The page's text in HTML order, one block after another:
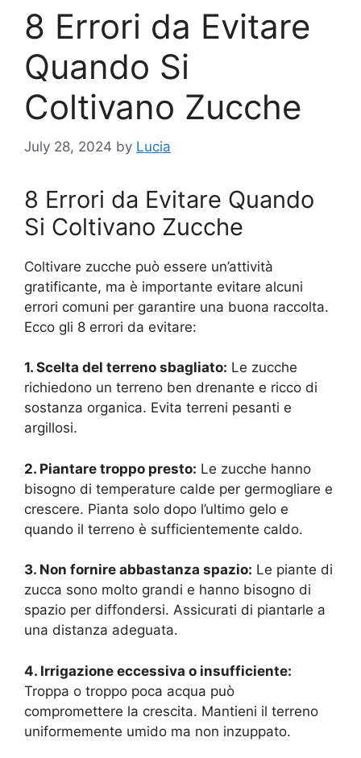
8 Errori da Evitare
Quando Si
Coltivano Zucche
July 28, 2024 by Lucia
8 Errori da Evitare Quando
Si Coltivano Zucche
Coltivare zucche può essere un’attività
gratificante, ma è importante evitare alcuni
errori comuni per garantire una buona raccolta.
Ecco gli 8 errori da evitare:
1. Scelta del terreno sbagliato: Le zucche
richiedono un terreno ben drenante e ricco di
sostanza organica. Evita terreni pesanti e
argillosi.
2. Piantare troppo presto: Le zucche hanno
bisogno di temperature calde per germogliare e
crescere. Pianta solo dopo l’ultimo gelo e
quando il terreno è sufficientemente caldo.
3. Non fornire abbastanza spazio: Le piante di
zucca sono molto grandi e hanno bisogno di
spazio per diffondersi. Assicurati di piantarle a
una distanza adeguata.
4. Irrigazione eccessiva o insufficiente:
Troppa o troppo poca acqua può
compromettere la crescita. Mantieni il terreno
uniformemente umido ma non inzuppato.